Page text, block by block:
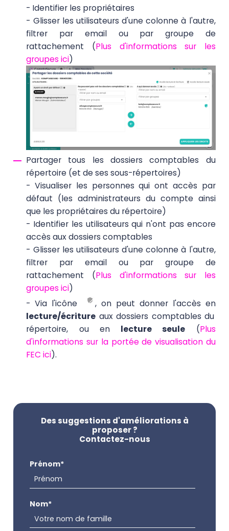
- Identifier les propriétaires
- Glisser les utilisateurs d'une colonne à l'autre,
filtrer par email ou par groupe de
rattachement (Plus d'informations sur les
groupes ici)
Partager tous les dossiers comptables du
répertoire (et de ses sous-répertoires)
- Visualiser les personnes qui ont accès par
défaut (les administrateurs du compte ainsi
que les propriétaires du répertoire)
- Identifier les utilisateurs qui n'ont pas encore
accès aux dossiers comptables
- Glisser les utilisateurs d'une colonne à l'autre,
filtrer par email ou par groupe de
rattachement (Plus d'informations sur les
groupes ici)
- Via l'icône
, on peut donner l'accès en
lecture/écriture aux dossiers comptables du
répertoire, ou en lecture seule (Plus
d'informations sur la portée de visualisation du
FEC ici).
Des suggestions d'améliorations à
proposer ?
Contactez-nous
Prénom*
Nom*